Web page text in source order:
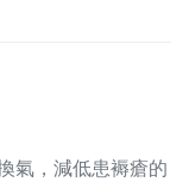
氣，減低患褥瘡的